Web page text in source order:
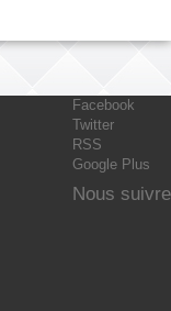
Facebook
Twitter
RSS
Google Plus
Nous suivre